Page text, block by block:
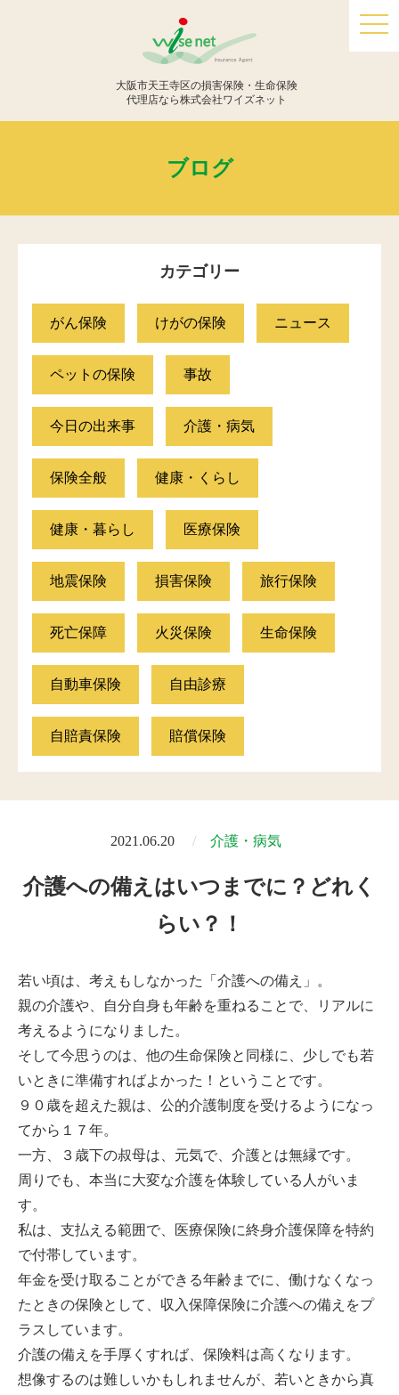
大阪市天王寺区の損害保険・生命保険
代理店なら株式会社ワイズネット
ブログ
カテゴリー
がん保険 けがの保険 ニュース
ペットの保険 事故
今日の出来事 介護・病気
保険全般 健康・くらし
健康・暮らし 医療保険
地震保険 損害保険 旅行保険
死亡保障 火災保険 生命保険
自動車保険 自由診療
自賠責保険 賠償保険
2021.06.20 介護・病気
介護への備えはいつまでに？どれく
らい？！
若い頃は、考えもしなかった「介護への備え」。
親の介護や、自分自身も年齢を重ねることで、リアルに
考えるようになりました。
そして今思うのは、他の生命保険と同様に、少しでも若
いときに準備すればよかった！ということです。
９０歳を超えた親は、公的介護制度を受けるようになっ
てから１７年。
一方、３歳下の叔母は、元気で、介護とは無縁です。
周りでも、本当に大変な介護を体験している人がいま
す。
私は、支払える範囲で、医療保険に終身介護保障を特約
で付帯しています。
年金を受け取ることができる年齢までに、働けなくなっ
たときの保険として、収入保障保険に介護への備えをプ
ラスしています。
介護の備えを手厚くすれば、保険料は高くなります。
想像するのは難しいかもしれませんが、若いときから真